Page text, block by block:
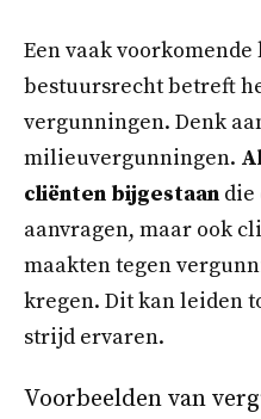
Een vaak
bestuursrecht betreft
vergunningen. Denk
milieuvergunningen.
cliënten bijgestaan die
aanvragen, maar ook
maakten tegen
kregen. Dit kan leiden
strijd ervaren.
Voorbeelden van